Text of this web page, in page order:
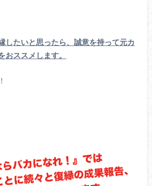
したいと思ったら、誠意を持って元カ
おススメします。